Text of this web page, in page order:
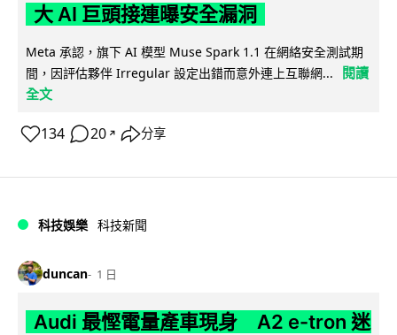
大 AI 巨頭接連曝安全漏洞
Meta 承認，旗下 AI 模型 Muse Spark 1.1 在網絡安全測試期
間，因評估夥伴 Irregular 設定出錯而意外連上互聯網...
閱讀
全文
134 20 ↗ 分享
科技娛樂 科技新聞
duncan 1 日
Audi 最慳電量產車現身 A2 e-tron 迷